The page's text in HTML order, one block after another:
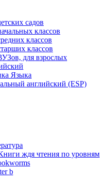
садов
классов
классов
классов
для взрослых
Языка
английский (ESP)
ждя чтения по уровням
b